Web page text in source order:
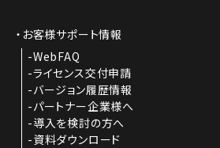
お客様サポート情報
WebFAQ
ライセンス交付申請
バージョン履歴情報
パートナー企業様へ
導入を検討の方へ
資料ダウンロード